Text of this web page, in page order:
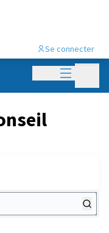
Menu
Se connecter